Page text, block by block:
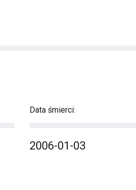
Data śmierci:
2006-01-03